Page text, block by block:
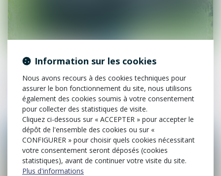
BUFFALO BILL à la française
Information sur les cookies
Nous avons recours à des cookies techniques pour
assurer le bon fonctionnement du site, nous utilisons
également des cookies soumis à votre consentement
pour collecter des statistiques de visite.
Cliquez ci-dessous sur « ACCEPTER » pour accepter le
dépôt de l'ensemble des cookies ou sur «
CONFIGURER » pour choisir quels cookies nécessitant
votre consentement seront déposés (cookies
statistiques), avant de continuer votre visite du site.
Plus d'informations